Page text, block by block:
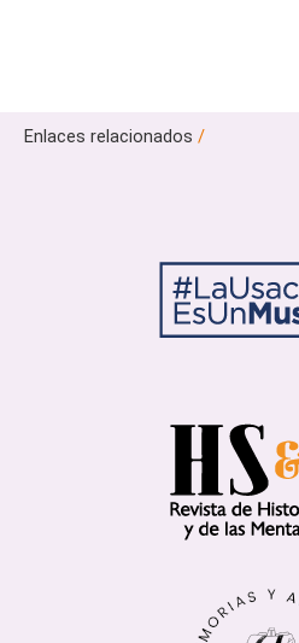
Enlaces relacionados /